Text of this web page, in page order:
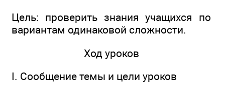
Цель: проверить знания учащихся по
вариантам одинаковой сложности.
Ход уроков
I. Сообщение темы и цели уроков